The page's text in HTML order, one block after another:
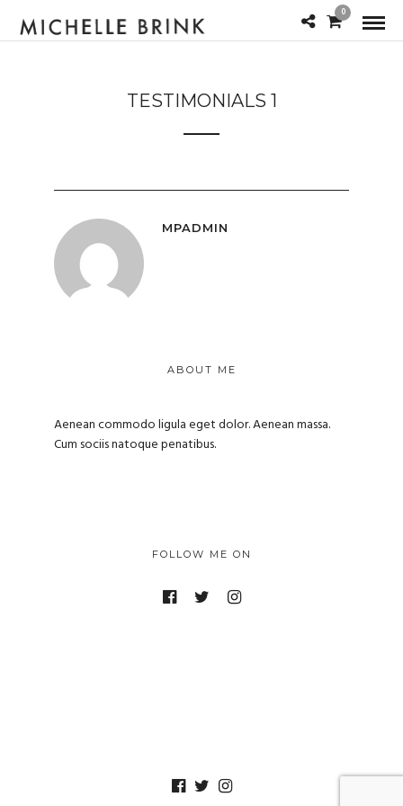
0
TESTIMONIALS 1
MPADMIN
ABOUT ME
Aenean commodo ligula eget dolor. Aenean massa.
Cum sociis natoque penatibus.
FOLLOW ME ON